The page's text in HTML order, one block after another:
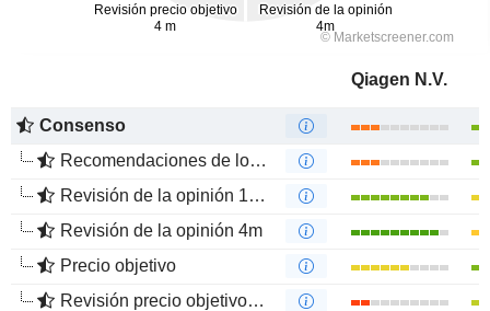
Qiagen N.V.
Consenso
Recomendaciones de los Analistas
Revisión de la opinión 12m
Revisión de la opinión 4m
Precio objetivo
Revisión precio objetivo 12 m